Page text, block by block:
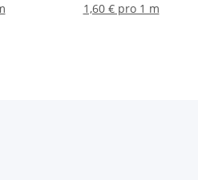
1,60 € pro 1 m